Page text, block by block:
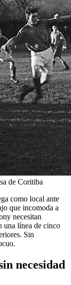
de Coritiba
como local ante
que incomoda a
necesitan
una línea de cinco
Sin
necesidad